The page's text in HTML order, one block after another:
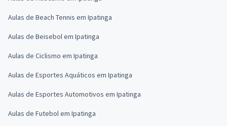
Aulas de Beach Tennis em Ipatinga
Aulas de Beisebol em Ipatinga
Aulas de Ciclismo em Ipatinga
Aulas de Esportes Aquáticos em Ipatinga
Aulas de Esportes Automotivos em Ipatinga
Aulas de Futebol em Ipatinga